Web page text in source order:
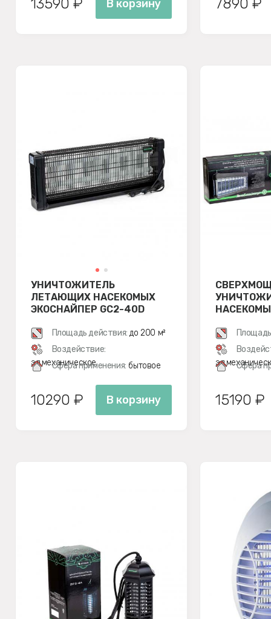
13590 ₽ В корзину 7890 ₽
УНИЧТОЖИТЕЛЬ
ЛЕТАЮЩИХ НАСЕКОМЫХ
ЭКОСНАЙПЕР GC2-40D
Площадь действия: до 200 м²
Воздействие:
эл.механическое
Сфера применения: бытовое
10290 ₽ В корзину
ЛАМПАМИ
30L
Сфера
15190 ₽